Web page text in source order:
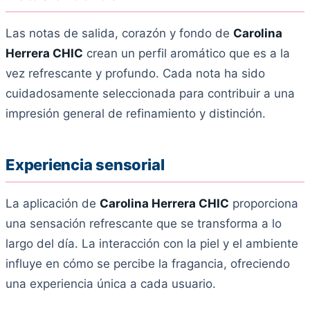
Las notas de salida, corazón y fondo de Carolina
Herrera CHIC crean un perfil aromático que es a la
vez refrescante y profundo. Cada nota ha sido
cuidadosamente seleccionada para contribuir a una
impresión general de refinamiento y distinción.
Experiencia sensorial
La aplicación de Carolina Herrera CHIC proporciona
una sensación refrescante que se transforma a lo
largo del día. La interacción con la piel y el ambiente
influye en cómo se percibe la fragancia, ofreciendo
una experiencia única a cada usuario.